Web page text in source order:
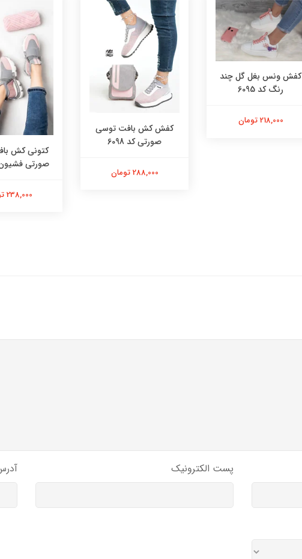
کفش ونس بغل گل چند
رنگ کد 6095
218,000 تومان
کفش کش بافت توسی
صورتی کد 6098
288,000 تومان
کتونی کش
صورتی فشیون کد
238,000 تومان
پست الکترونیک